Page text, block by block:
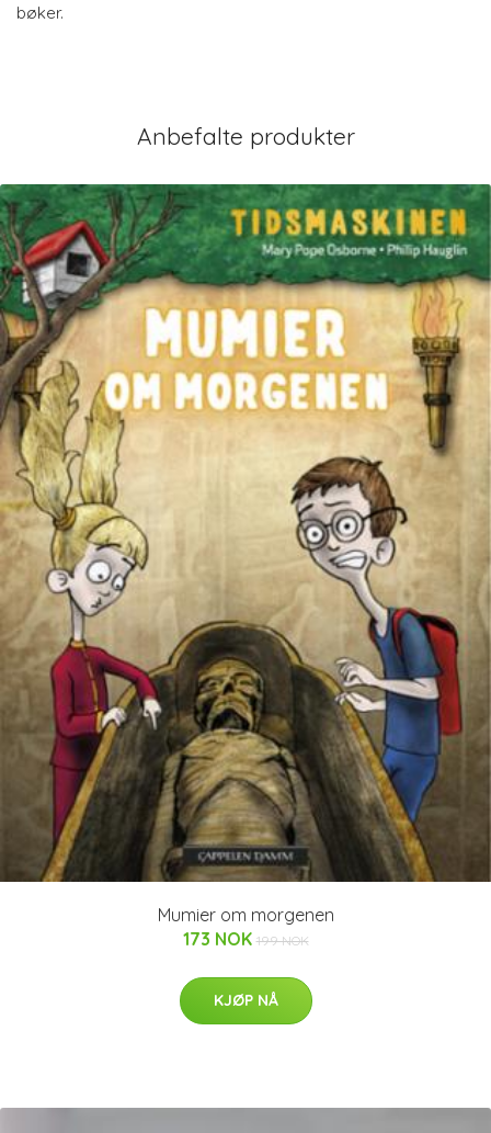
bøker.
Anbefalte produkter
Mumier om morgenen
173 NOK 199 NOK
KJØP NÅ